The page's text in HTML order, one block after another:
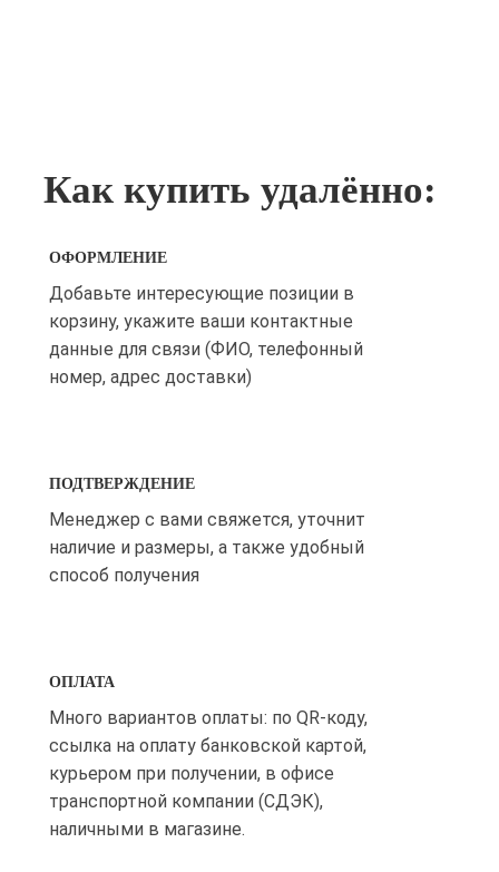
Как купить удалённо:
ОФОРМЛЕНИЕ
Добавьте интересующие позиции в
корзину, укажите ваши контактные
данные для связи (ФИО, телефонный
номер, адрес доставки)
ПОДТВЕРЖДЕНИЕ
Менеджер с вами свяжется, уточнит
наличие и размеры, а также удобный
способ получения
ОПЛАТА
Много вариантов оплаты: по QR-коду,
ссылка на оплату банковской картой,
курьером при получении, в офисе
транспортной компании (СДЭК),
наличными в магазине.